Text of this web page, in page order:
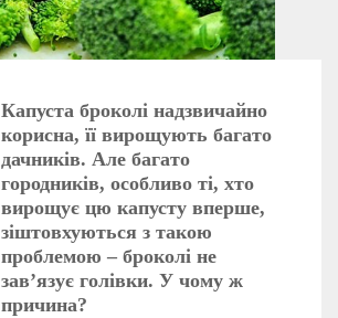
Капуста броколі надзвичайно
корисна, її вирощують багато
дачників. Але багато
городників, особливо ті, хто
вирощує цю капусту вперше,
зіштовхуються з такою
проблемою – броколі не
зав’язує голівки. У чому ж
причина?